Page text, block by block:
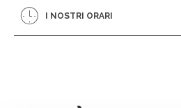
I NOSTRI ORARI